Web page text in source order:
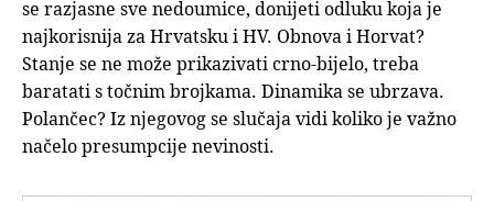
se razjasne sve nedoumice, donijeti odluku koja je
najkorisnija za Hrvatsku i HV. Obnova i Horvat?
Stanje se ne može prikazivati crno-bijelo, treba
baratati s točnim brojkama. Dinamika se ubrzava.
Polančec? Iz njegovog se slučaja vidi koliko je važno
načelo presumpcije nevinosti.